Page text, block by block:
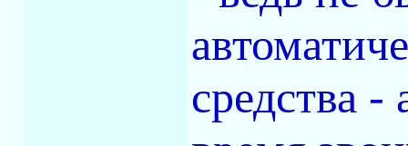
средства -